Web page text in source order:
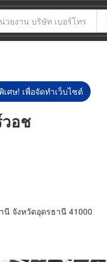
ศษ! เพื่อจัดทำเว็บไซต์
อช
นี จังหวัดอุดรธานี 41000